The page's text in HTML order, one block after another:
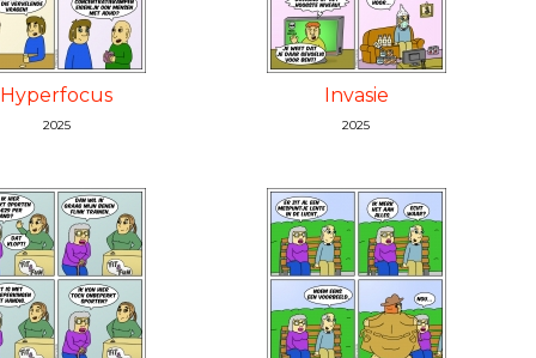
Hyperfocus
2025
Invasie
2025